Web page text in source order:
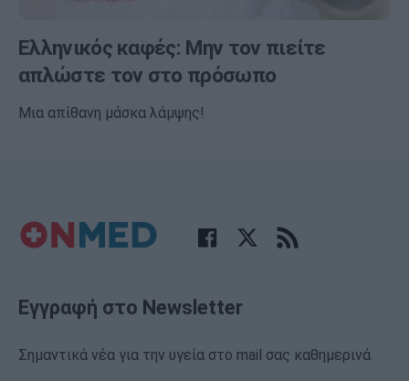
Ελληνικός καφές: Μην τον πιείτε
απλώστε τον στο πρόσωπο
Μια απίθανη μάσκα λάμψης!
Εγγραφή στο Newsletter
Σημαντικά νέα για την υγεία στο mail σας καθημερινά